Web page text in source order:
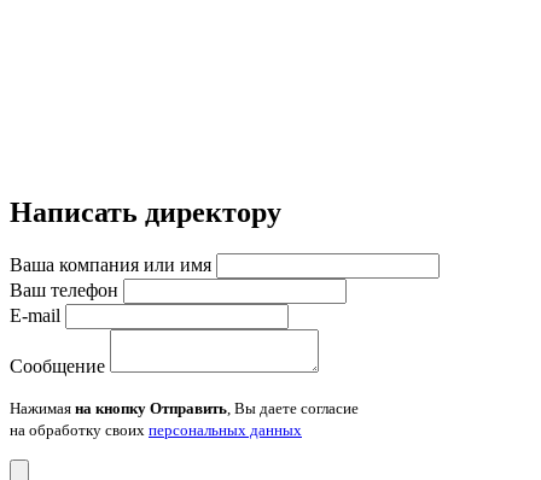
Написать директору
Ваша компания или имя
Ваш телефон
E-mail
Сообщение
Нажимая на кнопку Отправить , Вы даете согласие
на обработку своих персональных данных